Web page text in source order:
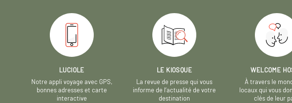
LUCIOLE
Notre appli voyage avec GPS,
bonnes adresses et carte
interactive
LE KIOSQUE
La revue de presse qui vous
informe de l’actualité de votre
destination
WELCOME
À travers le
locaux qui vous
clés de leur